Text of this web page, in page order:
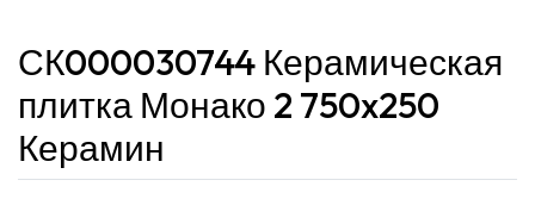
СК000030744 Керамическая
плитка Монако 2 750x250
Керамин